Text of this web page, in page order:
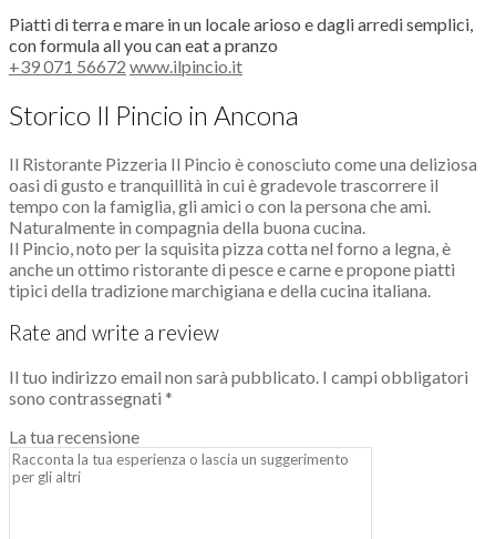
Piatti di terra e mare in un locale arioso e dagli arredi semplici,
con formula all you can eat a pranzo
+39 071 56672 www.ilpincio.it
Storico Il Pincio in Ancona
Il Ristorante Pizzeria Il Pincio è conosciuto come una deliziosa
oasi di gusto e tranquillità in cui è gradevole trascorrere il
tempo con la famiglia, gli amici o con la persona che ami.
Naturalmente in compagnia della buona cucina.
Il Pincio, noto per la squisita pizza cotta nel forno a legna, è
anche un ottimo ristorante di pesce e carne e propone piatti
tipici della tradizione marchigiana e della cucina italiana.
Rate and write a review
Il tuo indirizzo email non sarà pubblicato. I campi obbligatori
sono contrassegnati *
La tua recensione